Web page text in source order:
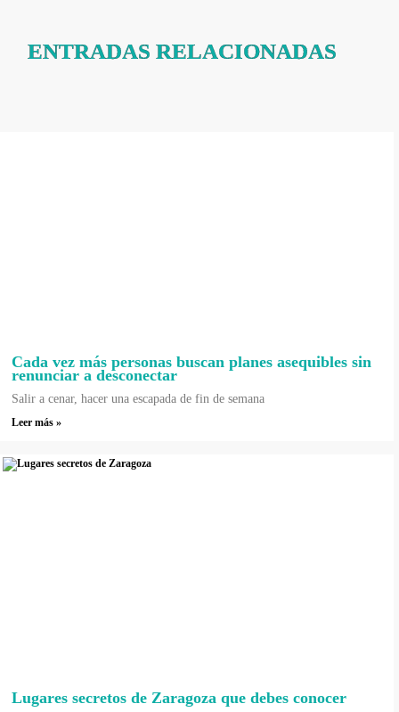
ENTRADAS RELACIONADAS
Cada vez más personas buscan planes asequibles sin
renunciar a desconectar
Salir a cenar, hacer una escapada de fin de semana
Leer más »
Lugares secretos de Zaragoza que debes conocer